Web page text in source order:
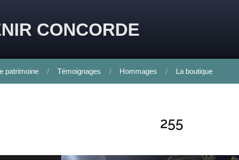
CONCORDE
patrimoine Témoignages Hommages La boutique
255